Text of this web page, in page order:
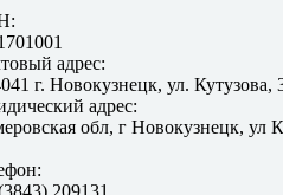
адрес:
г. Новокузнецк, ул. Кутузова,
адрес:
обл, г Новокузнецк, ул
209131